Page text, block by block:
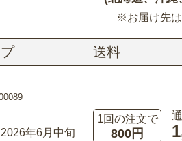
※お届け先は
送料
年6月中旬
1回の注文で
800円